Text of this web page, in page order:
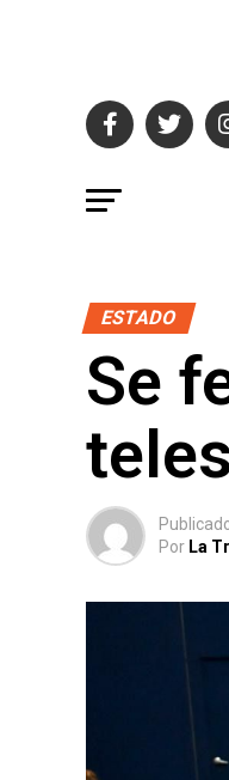
ESTADO
Se
Por La